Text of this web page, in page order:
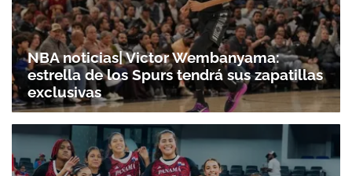
NBA noticias| Victor Wembanyama:
estrella de los Spurs tendrá sus zapatillas
exclusivas